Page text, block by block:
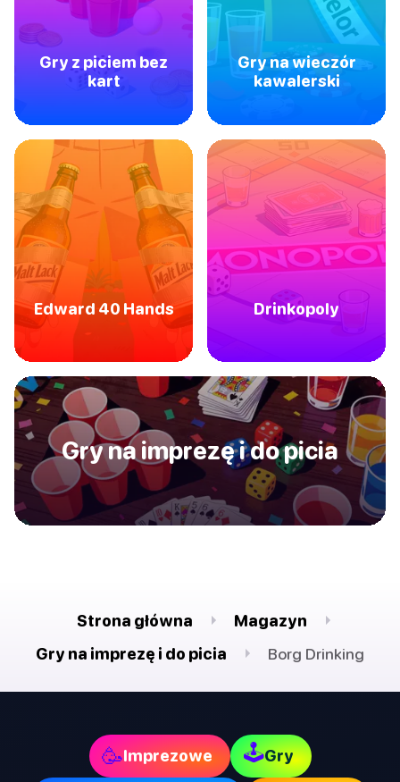
Gry z piciem bez
kart
Gry na wieczór
kawalerski
Edward 40 Hands Drinkopoly
Gry na imprezę i do picia
Strona główna
Magazyn
Gry na imprezę i do picia
Borg Drinking
🥳Imprezowe 🕹Gry